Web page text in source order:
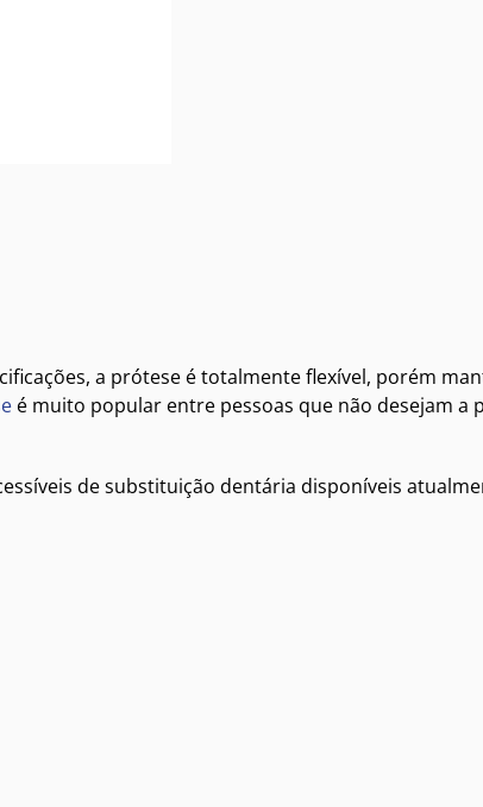
a prótese é totalmente flexível, porém
é muito popular entre pessoas que não desejam a
de substituição dentária disponíveis